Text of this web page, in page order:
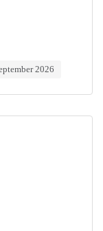
2026